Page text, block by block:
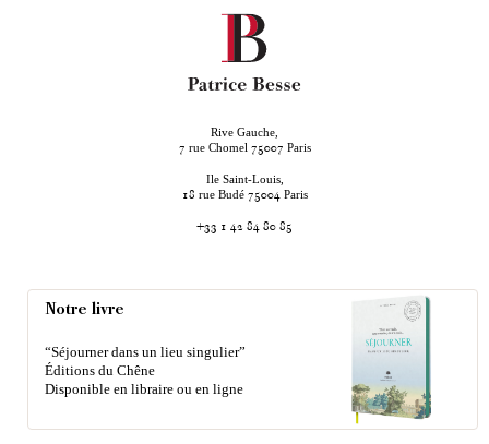
Rive Gauche,
7 rue Chomel 75007 Paris
Ile Saint-Louis,
18 rue Budé 75004 Paris
+33 1 42 84 80 85
Notre livre
“Séjourner dans un lieu singulier”
Éditions du Chêne
Disponible en libraire ou en ligne